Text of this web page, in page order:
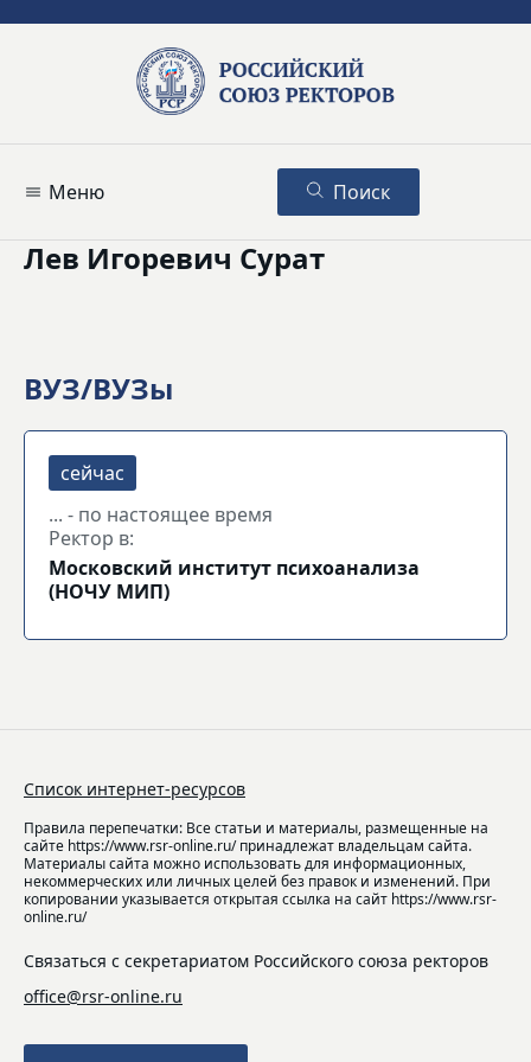
Меню Поиск
Лев Игоревич Сурат
ВУЗ/ВУЗы
... - по настоящее время
Ректор в:
Московский институт психоанализа
(НОЧУ МИП)
Список интернет-ресурсов
Правила перепечатки: Все статьи и материалы, размещенные на
сайте https://www.rsr-online.ru/ принадлежат владельцам сайта.
Материалы сайта можно использовать для информационных,
некоммерческих или личных целей без правок и изменений. При
копировании указывается открытая ссылка на сайт https://www.rsr-
online.ru/
Связаться с секретариатом Российского союза ректоров
office@rsr-online.ru